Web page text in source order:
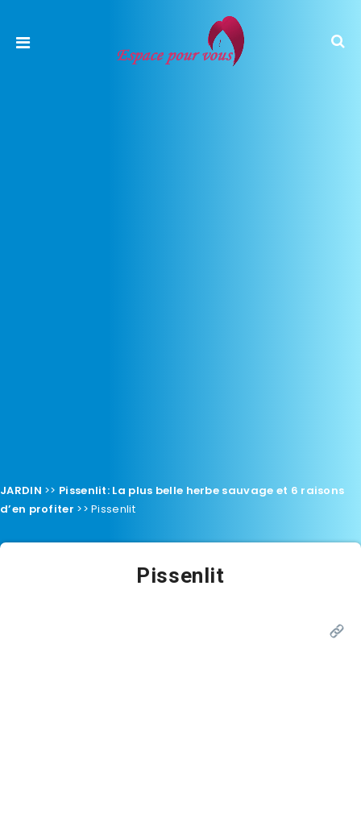
JARDIN >> Pissenlit: La plus belle herbe sauvage et 6 raisons
d’en profiter >>Pissenlit
Pissenlit